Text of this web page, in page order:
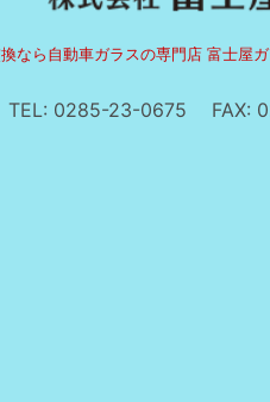
なら自動車ガラスの専門店 富士屋
TEL: 0285-23-0675 FAX: